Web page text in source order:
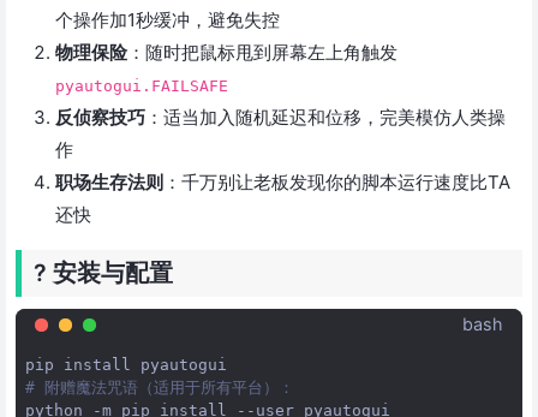
个操作加1秒缓冲，避免失控
物理保险：随时把鼠标甩到屏幕左上角触发
pyautogui.FAILSAFE
反侦察技巧 ：适当加入随机延迟和位移，完美模仿人类操
作
职场生存法则 ：千万别让老板发现你的脚本运行速度比TA
还快
?️ 安装与配置
bash
pip install
# 附赠魔法咒语（适用于所有平台）：
python
-m pip install --user